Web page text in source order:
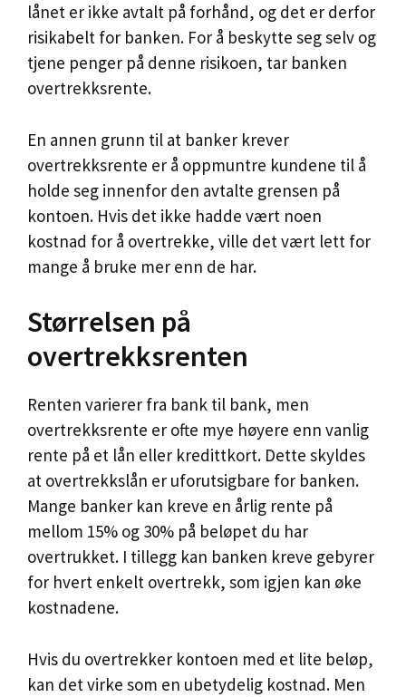
lånet er ikke avtalt på forhånd, og det er derfor
risikabelt for banken. For å beskytte seg selv og
tjene penger på denne risikoen, tar banken
overtrekksrente.
En annen grunn til at banker krever
overtrekksrente er å oppmuntre kundene til å
holde seg innenfor den avtalte grensen på
kontoen. Hvis det ikke hadde vært noen
kostnad for å overtrekke, ville det vært lett for
mange å bruke mer enn de har.
Størrelsen på
overtrekksrenten
Renten varierer fra bank til bank, men
overtrekksrente er ofte mye høyere enn vanlig
rente på et lån eller kredittkort. Dette skyldes
at overtrekkslån er uforutsigbare for banken.
Mange banker kan kreve en årlig rente på
mellom 15% og 30% på beløpet du har
overtrukket. I tillegg kan banken kreve gebyrer
for hvert enkelt overtrekk, som igjen kan øke
kostnadene.
Hvis du overtrekker kontoen med et lite beløp,
kan det virke som en ubetydelig kostnad. Men